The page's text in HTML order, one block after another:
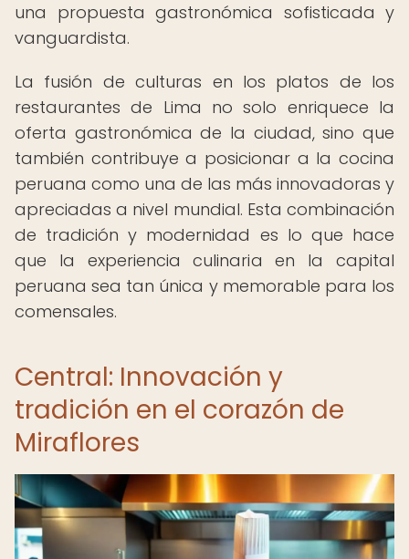
una propuesta gastronómica sofisticada y
vanguardista.
La fusión de culturas en los platos de los
restaurantes de Lima no solo enriquece la
oferta gastronómica de la ciudad, sino que
también contribuye a posicionar a la cocina
peruana como una de las más innovadoras y
apreciadas a nivel mundial. Esta combinación
de tradición y modernidad es lo que hace
que la experiencia culinaria en la capital
peruana sea tan única y memorable para los
comensales.
Central: Innovación y
tradición en el corazón de
Miraflores